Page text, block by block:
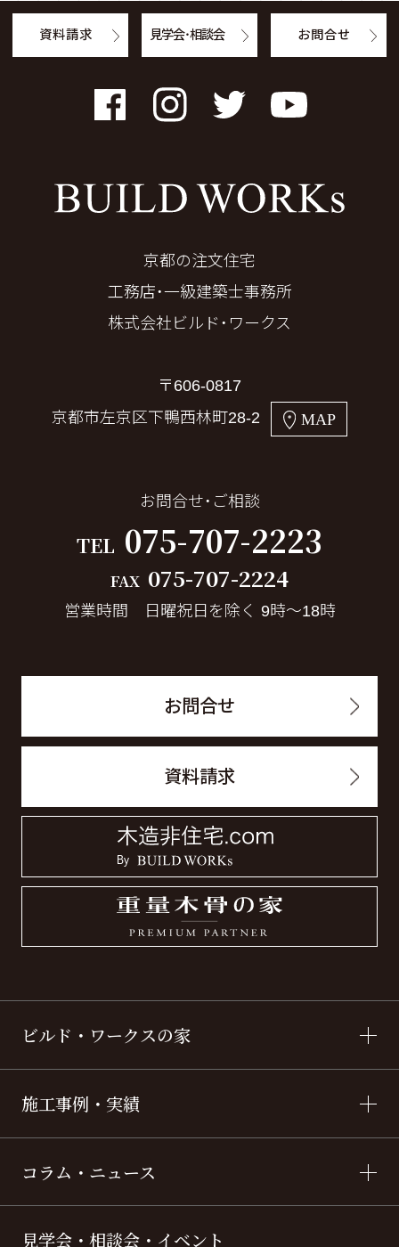
FacebookInstagramTwitter YouTube
京都の注文住宅
工務店・一級建築士事務所
株式会社ビルド・ワークス
〒606-0817
京都市左京区下鴨西林町28-2
MAP
お問合せ・ご相談
TEL 075-707-2223
FAX 075-707-2224
営業時間 日曜祝日を除く 9時～18時
お問合せ
資料請求
ビルド・ワークスの家
施工事例・実績
コラム・ニュース
見学会・相談会・イベント
資料請求 見学会・相談会 お問合せ